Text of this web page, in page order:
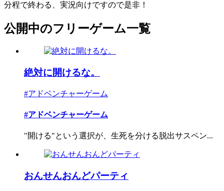
分程で終わる、実況向けですので是非！
公開中のフリーゲーム一覧
絶対に開けるな。
#アドベンチャーゲーム
#アドベンチャーゲーム
"開ける"という選択が、生死を分ける脱出サスペン...
おんせんおんどパーティ